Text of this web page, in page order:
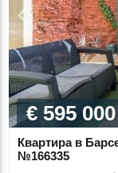
€ 595 000
Квартира в
№166335